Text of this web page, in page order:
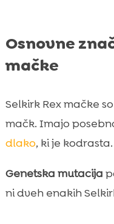
Osnovne
mačke
Selkirk Rex mačke
mačk. Imajo
dlako, ki je
Genetska mutacija
ni dveh enakih